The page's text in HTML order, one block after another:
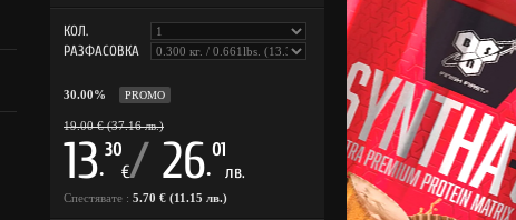
КОЛ.
РАЗФАСОВКА
30.00% PROMO
19.00 € (37.16 лв.)
13.
30
€/ 26.
01
лв.
Спестявате : 5.70 € (11.15 лв.)